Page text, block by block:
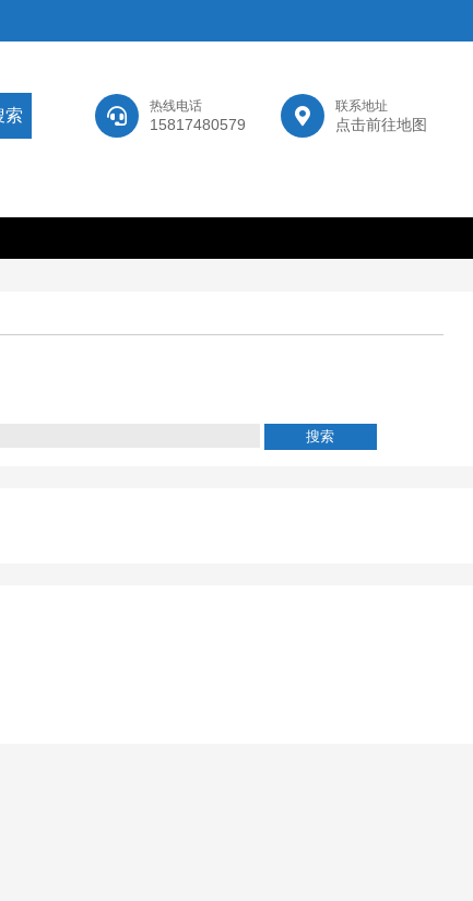
热线电话
15817480579
联系地址
点击前往地图